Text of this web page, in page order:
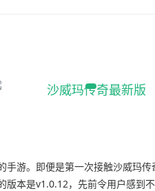
游。即便是第一次接触沙威玛
本是v1.0.12，先前令用户感到